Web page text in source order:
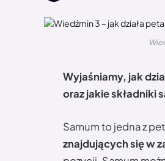
Wyjaśniamy, jak
oraz jakie składniki
Samum to jedna z
znajdujących się w